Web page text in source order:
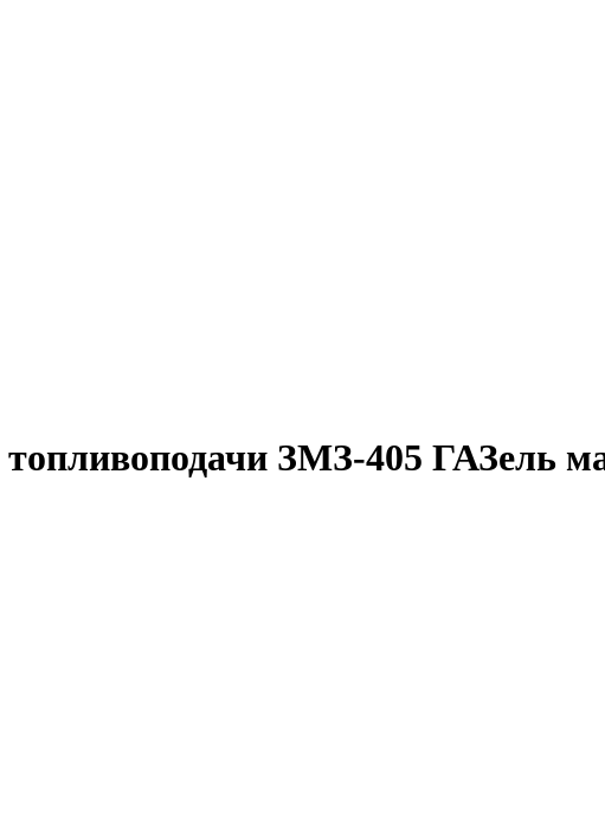
ЗМЗ-405 ГАЗель